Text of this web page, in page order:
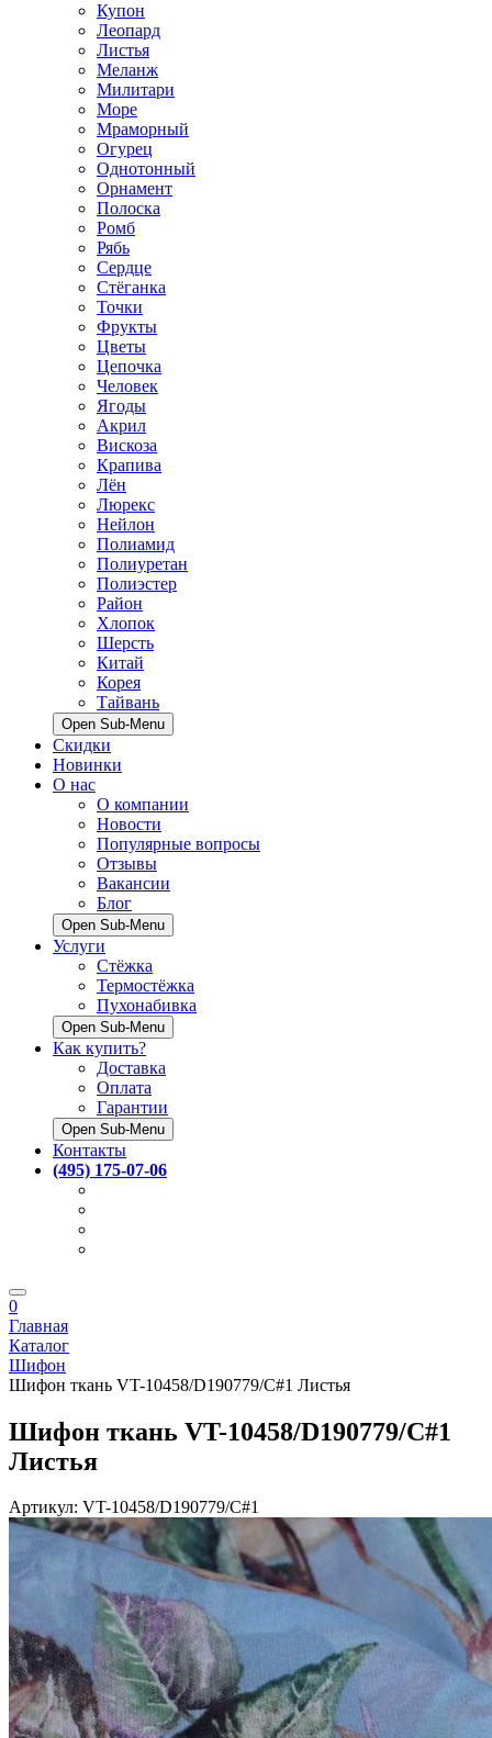
Купон
Леопард
Листья
Меланж
Милитари
Море
Мраморный
Огурец
Однотонный
Орнамент
Полоска
Ромб
Рябь
Сердце
Стёганка
Точки
Фрукты
Цветы
Цепочка
Человек
Ягоды
Акрил
Вискоза
Крапива
Лён
Люрекс
Нейлон
Полиамид
Полиуретан
Полиэстер
Район
Хлопок
Шерсть
Китай
Корея
Тайвань
Open Sub-Menu
Скидки
Новинки
О нас
О компании
Новости
Популярные вопросы
Отзывы
Вакансии
Блог
Open Sub-Menu
Услуги
Стёжка
Термостёжка
Пухонабивка
Open Sub-Menu
Как купить?
Доставка
Оплата
Гарантии
Open Sub-Menu
Контакты
(495) 175-07-06
0
Главная
Каталог
Шифон
Шифон ткань VT-10458/D190779/C#1 Листья
Шифон ткань VT-10458/D190779/C#1
Листья
Артикул: VT-10458/D190779/C#1